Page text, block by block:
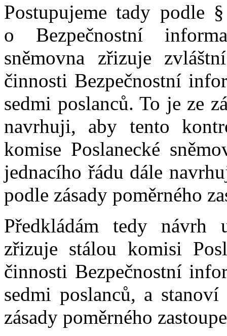
Postupujeme tady podle
o Bezpečnostní
sněmovna zřizuje
činnosti Bezpečnostní
sedmi poslanců. To je ze
navrhuji, aby tento
komise Poslanecké
jednacího řádu dále
podle zásady poměrného
Předkládám tedy návrh
zřizuje stálou komisi
činnosti Bezpečnostní
sedmi poslanců, a
zásady poměrného